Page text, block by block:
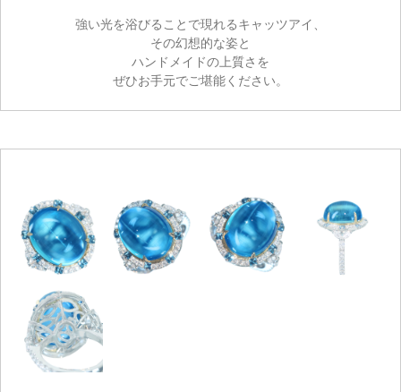
強い光を浴びることで現れるキャッツアイ、
その幻想的な姿と
ハンドメイドの上質さを
ぜひお手元でご堪能ください。
ご注文手続き